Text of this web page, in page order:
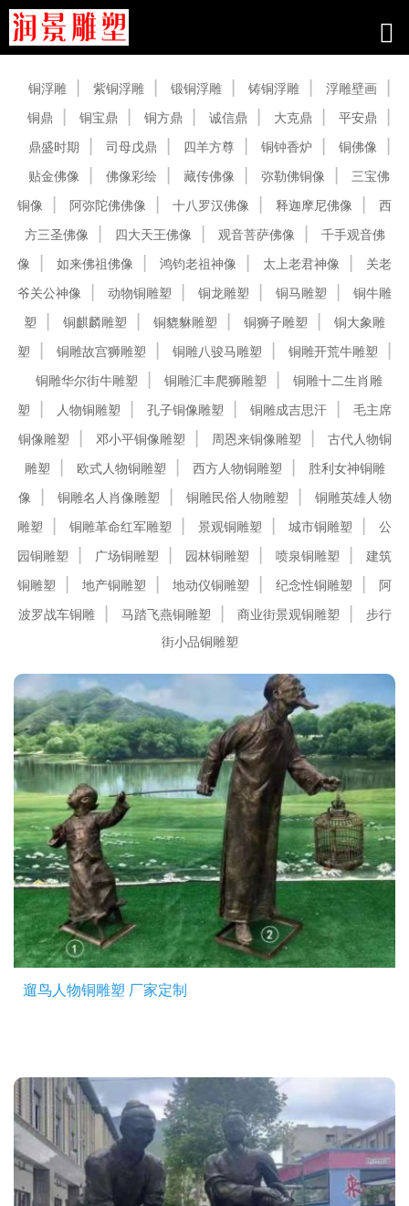
铜浮雕 紫铜浮雕 锻铜浮雕 铸铜浮雕
浮雕壁画
铜鼎
铜宝鼎 铜方鼎 诚信鼎 大克鼎
平安鼎
鼎盛时期
司母戊鼎 四羊方尊 铜钟香炉
铜佛像
贴金佛像
佛像彩绘 藏传佛像 弥勒佛铜像
三宝佛
铜像
阿弥陀佛佛像 十八罗汉佛像 释迦摩尼佛像
西
方三圣佛像
四大天王佛像 观音菩萨佛像
千手观音佛
像
如来佛祖佛像 鸿钧老祖神像 太上老君神像
关老
爷关公神像
动物铜雕塑 铜龙雕塑 铜马雕塑
铜牛雕
塑
铜麒麟雕塑 铜貔貅雕塑 铜狮子雕塑
铜大象雕
塑
铜雕故宫狮雕塑 铜雕八骏马雕塑
铜雕开荒牛雕塑
铜雕华尔街牛雕塑
铜雕汇丰爬狮雕塑
铜雕十二生肖雕
塑
人物铜雕塑 孔子铜像雕塑 铜雕成吉思汗
毛主席
铜像雕塑
邓小平铜像雕塑 周恩来铜像雕塑
古代人物铜
雕塑
欧式人物铜雕塑 西方人物铜雕塑
胜利女神铜雕
像
铜雕名人肖像雕塑 铜雕民俗人物雕塑
铜雕英雄人物
雕塑
铜雕革命红军雕塑 景观铜雕塑 城市铜雕塑
公
园铜雕塑
广场铜雕塑 园林铜雕塑 喷泉铜雕塑
建筑
铜雕塑
地产铜雕塑 地动仪铜雕塑 纪念性铜雕塑
阿
波罗战车铜雕
马踏飞燕铜雕塑 商业街景观铜雕塑
步行
街小品铜雕塑
遛鸟人物铜雕塑 厂家定制